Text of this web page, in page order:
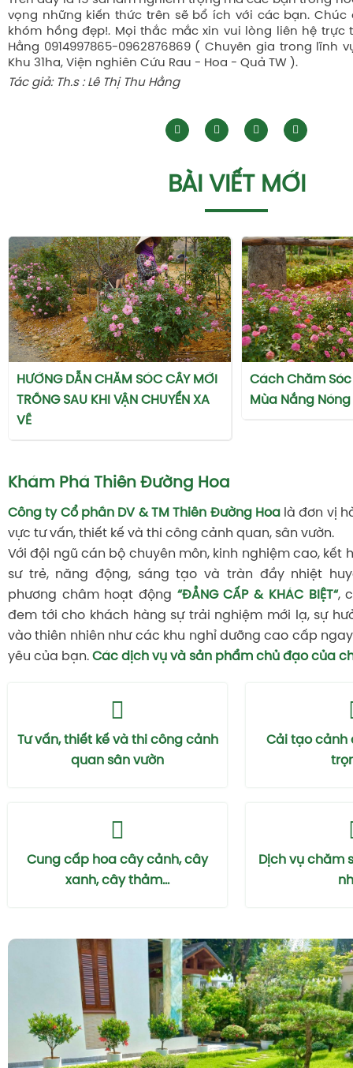
vọng những kiến thức trên sẽ bổ ích với các bạn.
khóm hồng đẹp!. Mọi thắc mắc xin vui lòng liên hệ trực
Hằng 0914997865-0962876869 ( Chuyên gia trong lĩnh
Khu 31ha, Viện nghiên Cứu Rau - Hoa - Quả TW ).
Tác giả: Th.s : Lê Thị Thu Hằng
BÀI VIẾT MỚI
HƯỚNG DẪN CHĂM SÓC CÂY MỚI
TRỒNG SAU KHI VẬN CHUYỂN XA
VỀ
Cách Chăm
Mùa Nắng Nóng
Khám Phá Thiên Đường Hoa
Công ty Cổ phần DV & TM Thiên Đường Hoa là đơn vị
vực tư vấn, thiết kế và thi công cảnh quan, sân vườn.
Với đội ngũ cán bộ chuyên môn, kinh nghiệm cao, kết
sư trẻ, năng động, sáng tạo và tràn đầy nhiệt
phương châm hoạt động “ĐẲNG CẤP & KHÁC BIỆT“,
đem tới cho khách hàng sự trải nghiệm mới lạ, sự
vào thiên nhiên như các khu nghỉ dưỡng cao cấp
yêu của bạn. Các dịch vụ và sản phẩm chủ đạo của
Tư vấn, thiết kế và thi công cảnh
quan sân vườn
Cải tạo cảnh
Cung cấp hoa cây cảnh, cây
xanh, cây thảm...
Dịch vụ chăm